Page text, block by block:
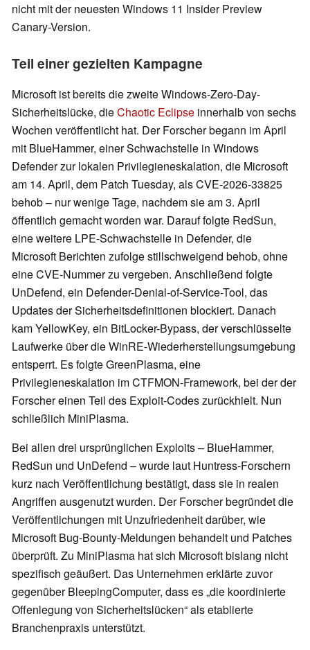
nicht mit der neuesten Windows 11 Insider Preview
Canary-Version.
Teil einer gezielten Kampagne
Microsoft ist bereits die zweite Windows-Zero-Day-
Sicherheitslücke, dieChaotic Eclipse innerhalb von sechs
Wochen veröffentlicht hat. Der Forscher begann im April
mit BlueHammer, einer Schwachstelle in Windows
Defender zur lokalen Privilegieneskalation, die Microsoft
am 14. April, dem Patch Tuesday, als CVE-2026-33825
behob – nur wenige Tage, nachdem sie am 3. April
öffentlich gemacht worden war. Darauf folgte RedSun,
eine weitere LPE-Schwachstelle in Defender, die
Microsoft Berichten zufolge stillschweigend behob, ohne
eine CVE-Nummer zu vergeben. Anschließend folgte
UnDefend, ein Defender-Denial-of-Service-Tool, das
Updates der Sicherheitsdefinitionen blockiert. Danach
kam YellowKey, ein BitLocker-Bypass, der verschlüsselte
Laufwerke über die WinRE-Wiederherstellungsumgebung
entsperrt. Es folgte GreenPlasma, eine
Privilegieneskalation im CTFMON-Framework, bei der der
Forscher einen Teil des Exploit-Codes zurückhielt. Nun
schließlich MiniPlasma.
Bei allen drei ursprünglichen Exploits – BlueHammer,
RedSun und UnDefend – wurde laut Huntress-Forschern
kurz nach Veröffentlichung bestätigt, dass sie in realen
Angriffen ausgenutzt wurden. Der Forscher begründet die
Veröffentlichungen mit Unzufriedenheit darüber, wie
Microsoft Bug-Bounty-Meldungen behandelt und Patches
überprüft. Zu MiniPlasma hat sich Microsoft bislang nicht
spezifisch geäußert. Das Unternehmen erklärte zuvor
gegenüber BleepingComputer, dass es „die koordinierte
Offenlegung von Sicherheitslücken“ als etablierte
Branchenpraxis unterstützt.